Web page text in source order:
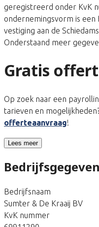
geregistreerd onder KvK
ondernemingsvorm is een
vestiging aan de
Onderstaand meer
Gratis
Op zoek naar een
tarieven en
offerteaanvraag!
Lees meer
Bedrijfsnaam
Sumter & De Kraaij BV
KvK nummer